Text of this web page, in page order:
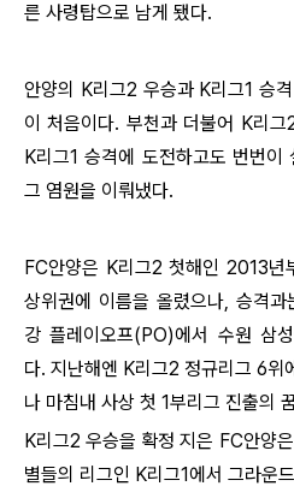
른 사령탑으로 남게 됐다.
안양의 K리그2 우승과 K리그1 승
이 처음이다. 부천과 더불어 K리
K리그1 승격에 도전하고도 번번이
그 염원을 이뤄냈다.
FC안양은 K리그2 첫해인 2013년
상위권에 이름을 올렸으나, 승격과
강 플레이오프(PO)에서 수원 삼
다. 지난해엔 K리그2 정규리그 6위
나 마침내 사상 첫 1부리그 진출의
K리그2 우승을 확정 지은 FC안양
별들의 리그인 K리그1에서 그라운